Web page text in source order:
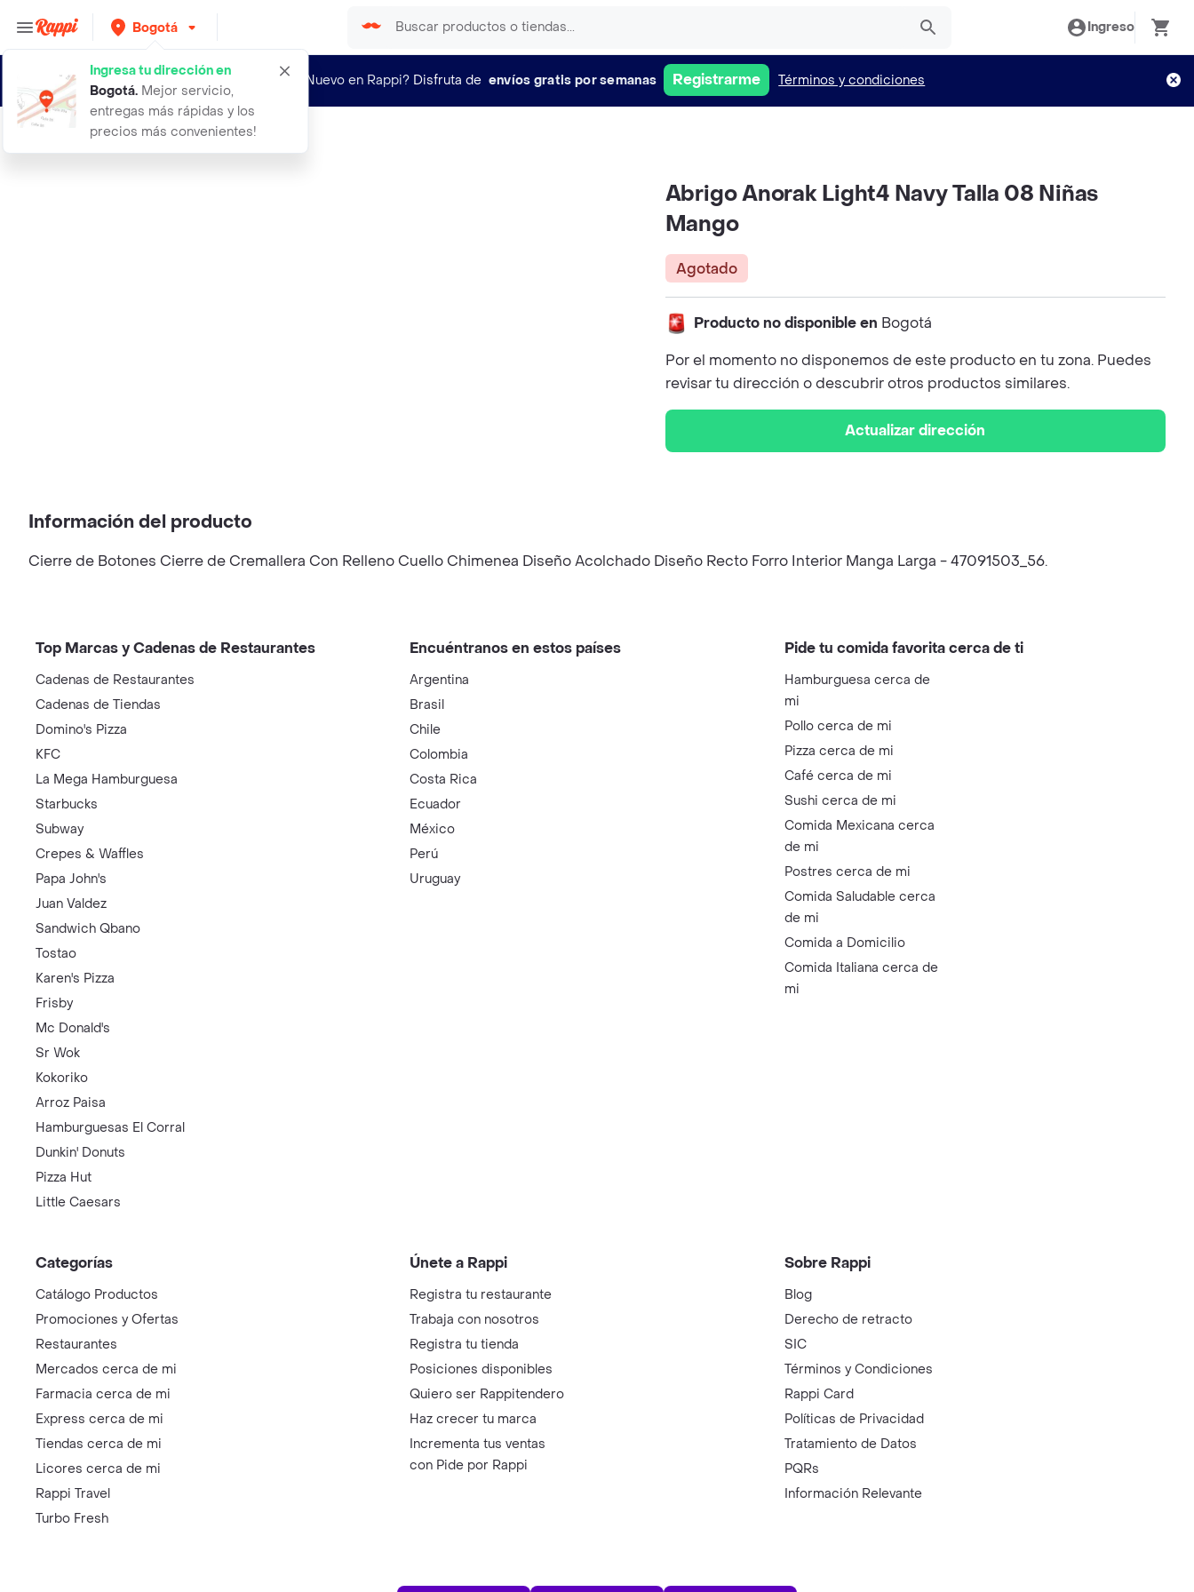
Bogotá
Ingresa tu dirección en
Bogotá. Mejor servicio,
entregas más rápidas y los
precios más convenientes!
Ingreso
¿Nuevo en Rappi? Disfruta de envíos gratis por semanas Registrarme Términos y condiciones
abrigo anorak light4 navy talla 08
Abrigo Anorak Light4 Navy Talla 08 Niñas
Mango
Agotado
Producto no disponible en Bogotá
Por el momento no disponemos de este producto en tu zona. Puedes
revisar tu dirección o descubrir otros productos similares.
Actualizar dirección
Información del producto
Cierre de Botones Cierre de Cremallera Con Relleno Cuello Chimenea Diseño Acolchado Diseño Recto Forro Interior Manga Larga - 47091503_56.
Top Marcas y Cadenas de Restaurantes
Cadenas de Restaurantes
Cadenas de Tiendas
Domino's Pizza
KFC
La Mega Hamburguesa
Starbucks
Subway
Crepes & Waffles
Papa John's
Juan Valdez
Sandwich Qbano
Tostao
Karen's Pizza
Frisby
Mc Donald's
Sr Wok
Kokoriko
Arroz Paisa
Hamburguesas El Corral
Dunkin' Donuts
Pizza Hut
Little Caesars
Encuéntranos en estos países
Argentina
Brasil
Chile
Colombia
Costa Rica
Ecuador
México
Perú
Uruguay
Pide tu comida favorita cerca de ti
Hamburguesa cerca de
mi
Pollo cerca de mi
Pizza cerca de mi
Café cerca de mi
Sushi cerca de mi
Comida Mexicana cerca
de mi
Postres cerca de mi
Comida Saludable cerca
de mi
Comida a Domicilio
Comida Italiana cerca de
mi
Categorías
Catálogo Productos
Promociones y Ofertas
Restaurantes
Mercados cerca de mi
Farmacia cerca de mi
Express cerca de mi
Tiendas cerca de mi
Licores cerca de mi
Rappi Travel
Turbo Fresh
Únete a Rappi
Registra tu restaurante
Trabaja con nosotros
Registra tu tienda
Posiciones disponibles
Quiero ser Rappitendero
Haz crecer tu marca
Incrementa tus ventas
con Pide por Rappi
Sobre Rappi
Blog
Derecho de retracto
SIC
Términos y Condiciones
Rappi Card
Políticas de Privacidad
Tratamiento de Datos
PQRs
Información Relevante